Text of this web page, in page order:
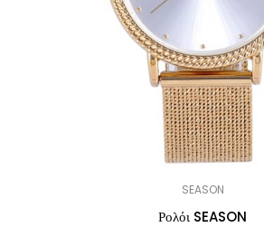
SEASON
Ρολόι SEASON